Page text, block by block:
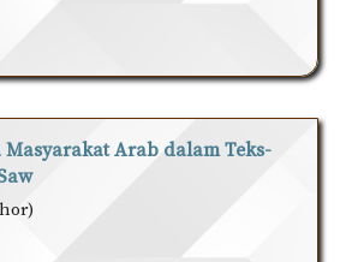
Arab dalam Teks-